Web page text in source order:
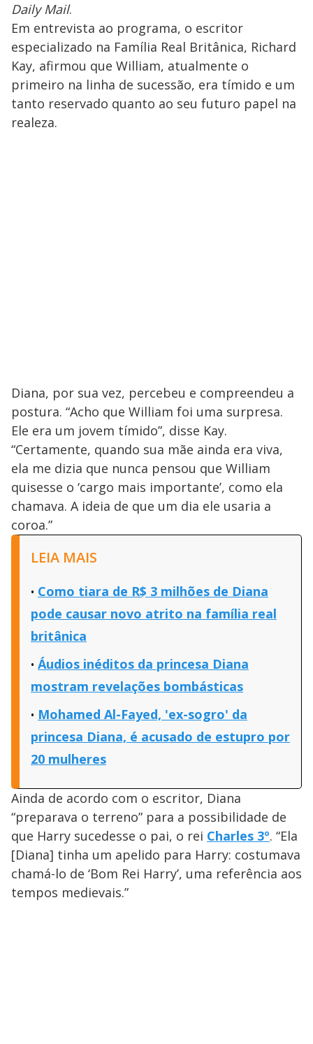
Daily Mail.
Em entrevista ao programa, o escritor
especializado na Família Real Britânica, Richard
Kay, afirmou que William, atualmente o
primeiro na linha de sucessão, era tímido e um
tanto reservado quanto ao seu futuro papel na
realeza.
Diana, por sua vez, percebeu e compreendeu a
postura. “Acho que William foi uma surpresa.
Ele era um jovem tímido”, disse Kay.
“Certamente, quando sua mãe ainda era viva,
ela me dizia que nunca pensou que William
quisesse o ‘cargo mais importante’, como ela
chamava. A ideia de que um dia ele usaria a
coroa.”
LEIA MAIS
Como tiara de R$ 3 milhões de Diana
pode causar novo atrito na família real
britânica
Áudios inéditos da princesa Diana
mostram revelações bombásticas
Mohamed Al-Fayed, 'ex-sogro' da
princesa Diana, é acusado de estupro por
20 mulheres
Ainda de acordo com o escritor, Diana
“preparava o terreno” para a possibilidade de
que Harry sucedesse o pai, o rei Charles 3º. “Ela
[Diana] tinha um apelido para Harry: costumava
chamá-lo de ‘Bom Rei Harry’, uma referência aos
tempos medievais.”